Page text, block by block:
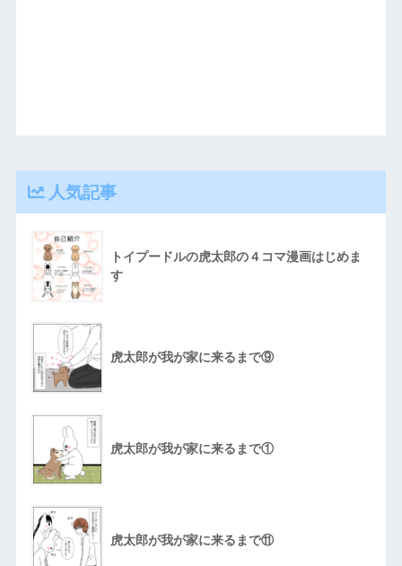
人気記事
トイプードルの虎太郎の４コマ漫画はじめま
す
虎太郎が我が家に来るまで⑨
虎太郎が我が家に来るまで①
虎太郎が我が家に来るまで⑪